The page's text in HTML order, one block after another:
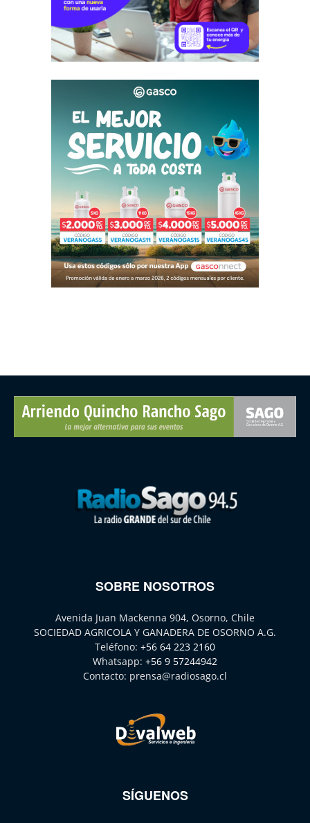
SOBRE NOSOTROS
Avenida Juan Mackenna 904, Osorno, Chile
SOCIEDAD AGRICOLA Y GANADERA DE OSORNO A.G.
Teléfono: +56 64 223 2160
Whatsapp: +56 9 57244942
Contacto: prensa@radiosago.cl
SÍGUENOS